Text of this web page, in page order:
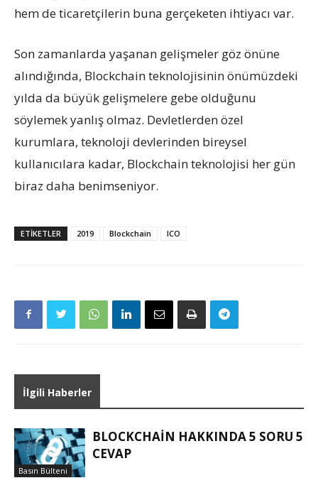
hem de ticaretçilerin buna gerçeketen ihtiyacı var.
Son zamanlarda yaşanan gelişmeler göz önüne
alındığında, Blockchain teknolojisinin önümüzdeki
yılda da büyük gelişmelere gebe olduğunu
söylemek yanlış olmaz. Devletlerden özel
kurumlara, teknoloji devlerinden bireysel
kullanıcılara kadar, Blockchain teknolojisi her gün
biraz daha benimseniyor.
ETIKETLER 2019 Blockchain ICO
İlgili Haberler
Basın Bülteni
BLOCKCHAIN HAKKINDA 5 SORU 5
CEVAP